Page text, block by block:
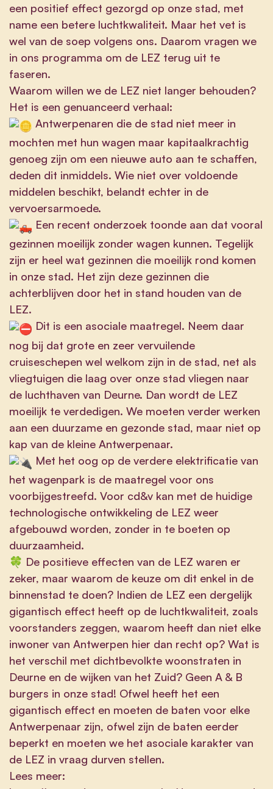
een positief effect gezorgd op onze stad, met
name een betere luchtkwaliteit. Maar het vet is
wel van de soep volgens ons. Daarom vragen we
in ons programma om de LEZ terug uit te
faseren.
Waarom willen we de LEZ niet langer behouden?
Het is een genuanceerd verhaal:
Antwerpenaren die de stad niet meer in
mochten met hun wagen maar kapitaalkrachtig
genoeg zijn om een nieuwe auto aan te schaffen,
deden dit inmiddels. Wie niet over voldoende
middelen beschikt, belandt echter in de
vervoersarmoede.
Een recent onderzoek toonde aan dat vooral
gezinnen moeilijk zonder wagen kunnen. Tegelijk
zijn er heel wat gezinnen die moeilijk rond komen
in onze stad. Het zijn deze gezinnen die
achterblijven door het in stand houden van de
LEZ.
Dit is een asociale maatregel. Neem daar
nog bij dat grote en zeer vervuilende
cruiseschepen wel welkom zijn in de stad, net als
vliegtuigen die laag over onze stad vliegen naar
de luchthaven van Deurne. Dan wordt de LEZ
moeilijk te verdedigen. We moeten verder werken
aan een duurzame en gezonde stad, maar niet op
kap van de kleine Antwerpenaar.
Met het oog op de verdere elektrificatie van
het wagenpark is de maatregel voor ons
voorbijgestreefd. Voor cd&v kan met de huidige
technologische ontwikkeling de LEZ weer
afgebouwd worden, zonder in te boeten op
duurzaamheid.
🍀 De positieve effecten van de LEZ waren er
zeker, maar waarom de keuze om dit enkel in de
binnenstad te doen? Indien de LEZ een dergelijk
gigantisch effect heeft op de luchtkwaliteit, zoals
voorstanders zeggen, waarom heeft dan niet elke
inwoner van Antwerpen hier dan recht op? Wat is
het verschil met dichtbevolkte woonstraten in
Deurne en de wijken van het Zuid? Geen A & B
burgers in onze stad! Ofwel heeft het een
gigantisch effect en moeten de baten voor elke
Antwerpenaar zijn, ofwel zijn de baten eerder
beperkt en moeten we het asociale karakter van
de LEZ in vraag durven stellen.
Lees meer: